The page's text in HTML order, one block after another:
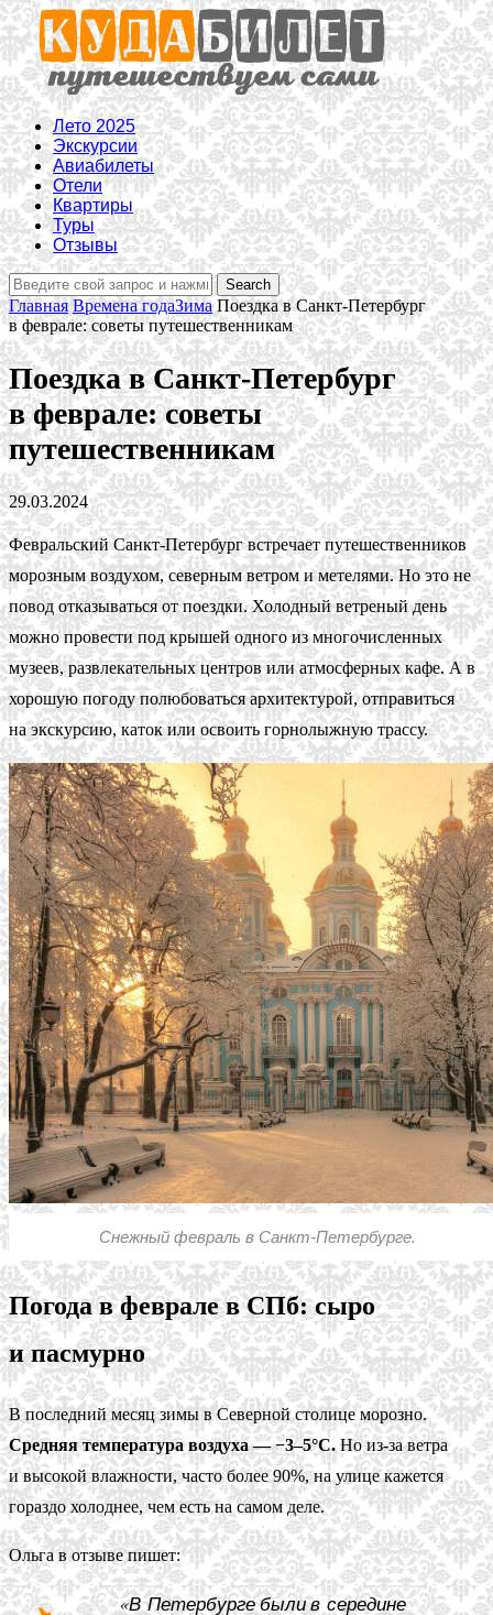
Лето 2025
Экскурсии
Авиабилеты
Отели
Квартиры
Туры
Отзывы
Главная Времена годаЗима Поездка в Санкт-Петербург
в феврале: советы путешественникам
Поездка в Санкт-Петербург
в феврале: советы
путешественникам
29.03.2024
Февральский Санкт-Петербург встречает путешественников
морозным воздухом, северным ветром и метелями. Но это не
повод отказываться от поездки. Холодный ветреный день
можно провести под крышей одного из многочисленных
музеев, развлекательных центров или атмосферных кафе. А в
хорошую погоду полюбоваться архитектурой, отправиться
на экскурсию, каток или освоить горнолыжную трассу.
Снежный февраль в Санкт-Петербурге.
Погода в феврале в СПб: сыро
и пасмурно
В последний месяц зимы в Северной столице морозно.
Средняя температура воздуха — −3–5°С.Но из-за ветра
и высокой влажности, часто более 90%, на улице кажется
гораздо холоднее, чем есть на самом деле.
Ольга в отзыве пишет:
«В Петербурге были в середине